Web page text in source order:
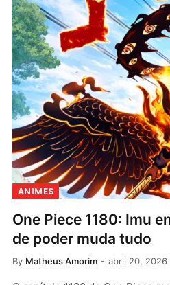
ANIMES
One Piece 1180: Imu
de poder muda tudo
By Matheus Amorim abril 20, 2026